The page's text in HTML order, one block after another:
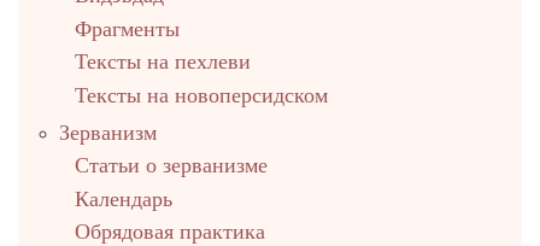
Фрагменты
Тексты на пехлеви
Тексты на новоперсидском
Зерванизм
Статьи о зерванизме
Календарь
Обрядовая практика